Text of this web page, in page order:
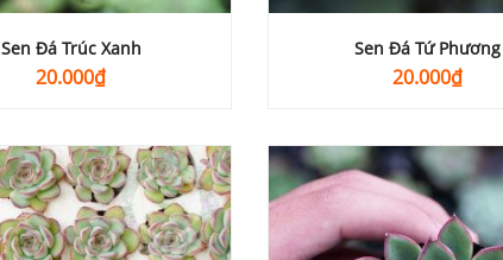
Sen Đá Trúc Xanh
20.000₫
Sen Đá Tứ Phương
20.000₫